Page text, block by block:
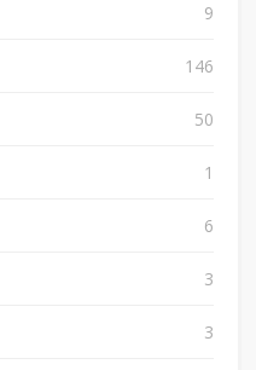
9
146
50
1
6
3
3